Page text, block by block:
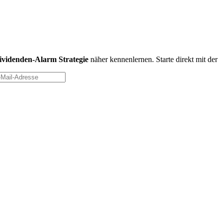
Alarm Strategie näher kennenlernen. Starte direkt mit der